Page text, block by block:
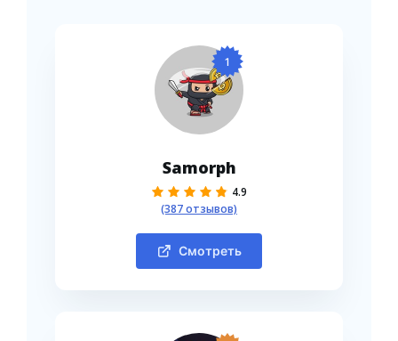
1
Samorph
4.9
(387 отзывов)
Смотреть